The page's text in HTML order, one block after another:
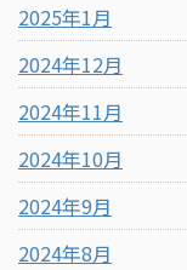
2025年1月
2024年12月
2024年11月
2024年10月
2024年9月
2024年8月